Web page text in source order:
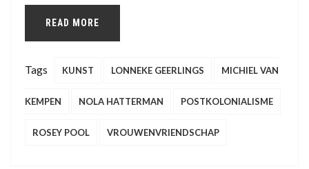
READ MORE
Tags KUNST LONNEKE GEERLINGS MICHIEL VAN
KEMPEN NOLA HATTERMAN POSTKOLONIALISME
ROSEY POOL VROUWENVRIENDSCHAP